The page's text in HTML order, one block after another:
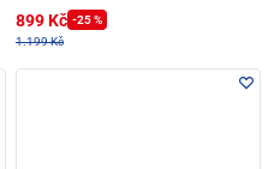
899 Kč -25 %
1.199 Kč